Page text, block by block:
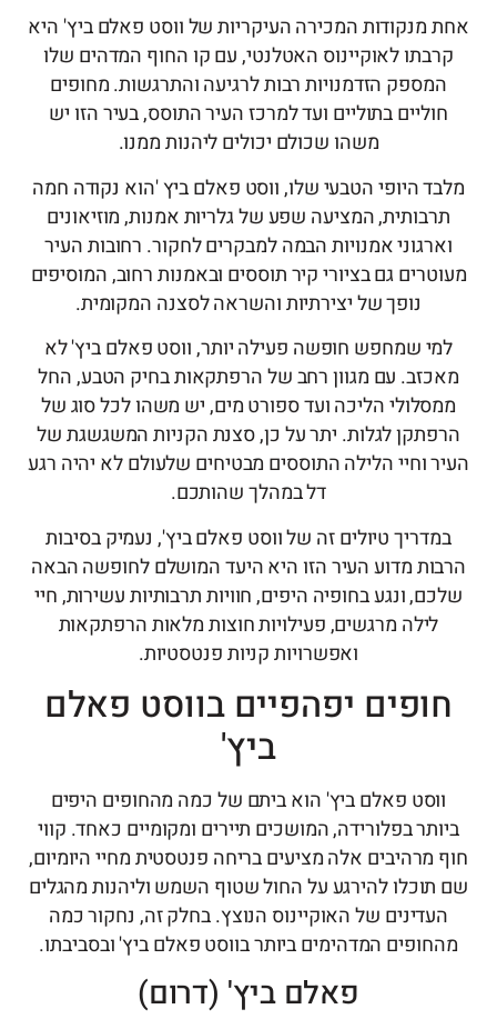
המכירה העיקריות של ווסט פאלם ביץ' היא
לאוקיינוס האטלנטי, עם קו החוף המדהים שלו
הזדמנויות רבות לרגיעה והתרגשות. מחופים
בתוליים ועד למרכז העיר התוסס, בעיר הזו יש
משהו שכולם יכולים ליהנות ממנו.
היופי הטבעי שלו, ווסט פאלם ביץ 'הוא נקודה חמה
המציעה שפע של גלריות אמנות, מוזיאונים
אמנויות הבמה למבקרים לחקור. רחובות העיר
גם בציורי קיר תוססים ובאמנות רחוב, המוסיפים
נופך של יצירתיות והשראה לסצנה המקומית.
שמחפש חופשה פעילה יותר, ווסט פאלם ביץ' לא
עם מגוון רחב של הרפתקאות בחיק הטבע, החל
הליכה ועד ספורט מים, יש משהו לכל סוג של
לגלות. יתר על כן, סצנת הקניות המשגשגת של
וחיי הלילה התוססים מבטיחים שלעולם לא יהיה רגע
דל במהלך שהותכם.
טיולים זה של ווסט פאלם ביץ', נעמיק בסיבות
מדוע העיר הזו היא היעד המושלם לחופשה הבאה
ונגע בחופיה היפים, חוויות תרבותיות עשירות, חיי
לילה מרגשים, פעילויות חוצות מלאות הרפתקאות
ואפשרויות קניות פנטסטיות.
יפהפיים בווסט פאלם
פאלם ביץ' הוא ביתם של כמה מהחופים היפים
בפלורידה, המושכים תיירים ומקומיים כאחד. קווי
אלה מציעים בריחה פנטסטית מחיי היומיום,
להירגע על החול שטוף השמש וליהנות מהגלים
של האוקיינוס הנוצץ. בחלק זה, נחקור כמה
המדהימים ביותר בווסט פאלם ביץ' ובסביבתו.
פאלם ביץ' (דרום)